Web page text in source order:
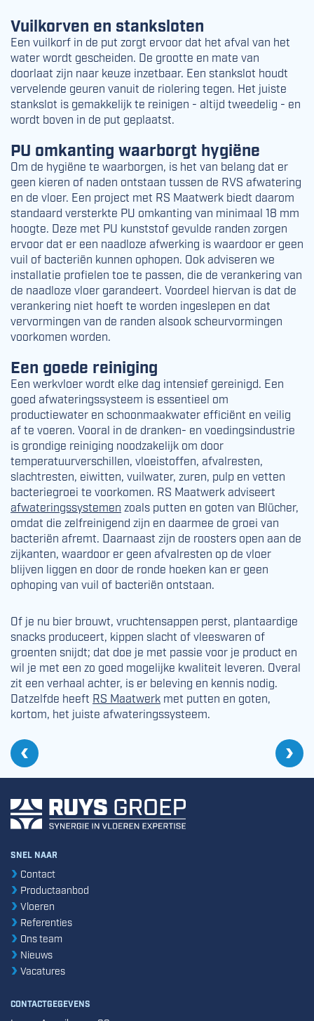
Vuilkorven en stanksloten
Een vuilkorf in de put zorgt ervoor dat het afval van het
water wordt gescheiden. De grootte en mate van
doorlaat zijn naar keuze inzetbaar. Een stankslot houdt
vervelende geuren vanuit de riolering tegen. Het juiste
stankslot is gemakkelijk te reinigen - altijd tweedelig - en
wordt boven in de put geplaatst.
PU omkanting waarborgt hygiëne
Om de hygiëne te waarborgen, is het van belang dat er
geen kieren of naden ontstaan tussen de RVS afwatering
en de vloer. Een project met RS Maatwerk biedt daarom
standaard versterkte PU omkanting van minimaal 18 mm
hoogte. Deze met PU kunststof gevulde randen zorgen
ervoor dat er een naadloze afwerking is waardoor er geen
vuil of bacteriën kunnen ophopen. Ook adviseren we
installatie profielen toe te passen, die de verankering van
de naadloze vloer garandeert. Voordeel hiervan is dat de
verankering niet hoeft te worden ingeslepen en dat
vervormingen van de randen alsook scheurvormingen
voorkomen worden.
Een goede reiniging
Een werkvloer wordt elke dag intensief gereinigd. Een
goed afwateringssysteem is essentieel om
productiewater en schoonmaakwater efficiënt en veilig
af te voeren. Vooral in de dranken- en voedingsindustrie
is grondige reiniging noodzakelijk om door
temperatuurverschillen, vloeistoffen, afvalresten,
slachtresten, eiwitten, vuilwater, zuren, pulp en vetten
bacteriegroei te voorkomen. RS Maatwerk adviseert
afwateringssystemen zoals putten en goten van Blücher,
omdat die zelfreinigend zijn en daarmee de groei van
bacteriën afremt. Daarnaast zijn de roosters open aan de
zijkanten, waardoor er geen afvalresten op de vloer
blijven liggen en door de ronde hoeken kan er geen
ophoping van vuil of bacteriën ontstaan.
Of je nu bier brouwt, vruchtensappen perst, plantaardige
snacks produceert, kippen slacht of vleeswaren of
groenten snijdt; dat doe je met passie voor je product en
wil je met een zo goed mogelijke kwaliteit leveren. Overal
zit een verhaal achter, is er beleving en kennis nodig.
Datzelfde heeft RS Maatwerk met putten en goten,
kortom, het juiste afwateringssysteem.
SNEL NAAR
Contact
Productaanbod
Vloeren
Referenties
Ons team
Nieuws
Vacatures
CONTACTGEGEVENS